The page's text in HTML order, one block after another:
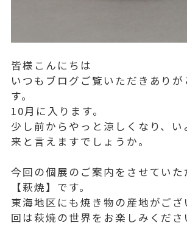
皆様こんにちは
いつもブログご覧いただきありが
す。
10月に入ります。
少し前からやっと涼しくなり、い
来と言えますでしょうか。
今回の個展のご案内をさせていた
【萩焼】です。
東海地区にも焼き物の産地がご
回は萩焼の世界をお楽しみくださ